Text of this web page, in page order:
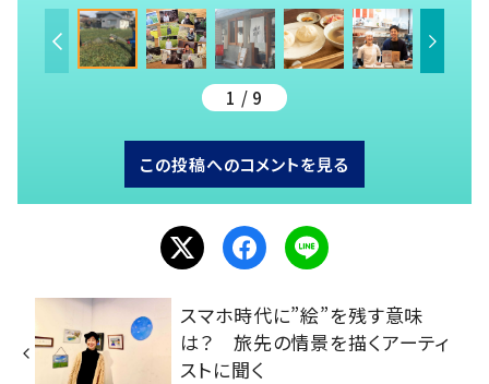
1 / 9
この投稿へのコメントを見る
スマホ時代に”絵”を残す意味
は？ 旅先の情景を描くアーティ
ストに聞く